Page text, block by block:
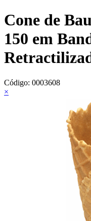
Cone de
150 em
Código: 0003608
×